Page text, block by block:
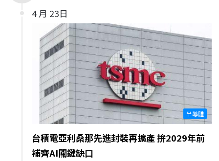
4 月 23日
半導體
台積電亞利桑那先進封裝再擴產 拚2029年前
補齊AI關鍵缺口